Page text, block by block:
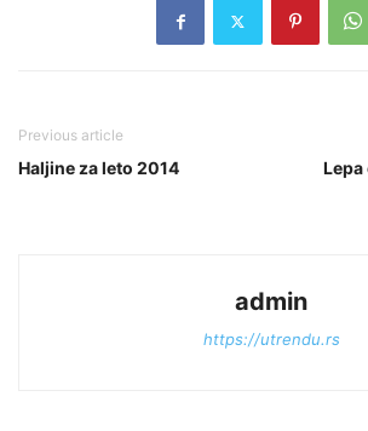
Previous article
Haljine za leto 2014
Lepa
admin
https://utrendu.rs